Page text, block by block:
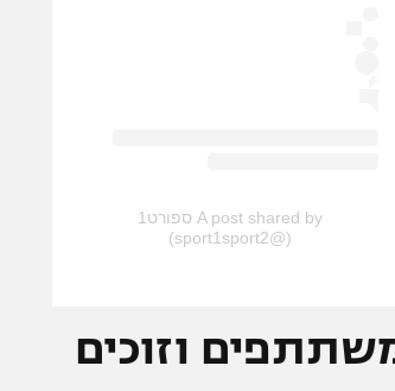
A post shared by ספורט1
(@sport1sport2)
וזוכים